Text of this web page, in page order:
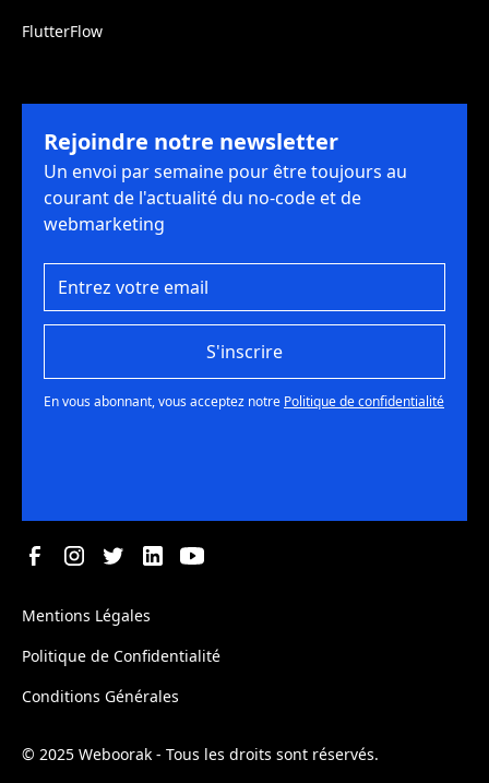
FlutterFlow
Rejoindre notre newsletter
Un envoi par semaine pour être toujours au
courant de l'actualité du no-code et de
webmarketing
S'inscrire
En vous abonnant, vous acceptez notre Politique de confidentialité
© 2025 Weboorak - Tous les droits sont réservés.
Mentions Légales
Politique de Confidentialité
Conditions Générales